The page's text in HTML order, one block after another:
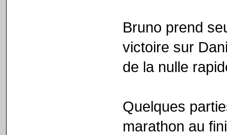
Bruno prend
victoire sur
de la nulle
Quelques
marathon au